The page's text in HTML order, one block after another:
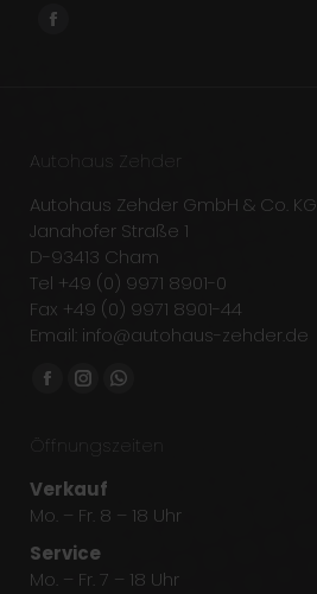
Finden Sie uns auf:
Facebook
new
Autohaus Zehder
Autohaus Zehder GmbH & Co. KG
Janahofer Straße 1
D-93413 Cham
Tel +49 (0) 9971 8901-0
Fax +49 (0) 9971 8901-44
Email: info@autohaus-zehder.de
Finden Sie uns auf:
Facebook
opens
in
new
window
Instagram
opens
in
new
window
Whatsapp
opens
new
Öffnungszeiten
Verkauf
Mo. – Fr. 8 – 18 Uhr
Service
Mo. – Fr. 7 – 18 Uhr